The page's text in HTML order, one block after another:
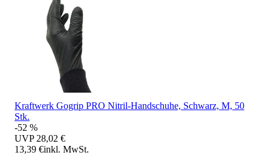
Kraftwerk Gogrip PRO Nitril-Handschuhe, Schwarz, M, 50
Stk.
-52 %
UVP 28,02 €
13,39 €inkl. MwSt.